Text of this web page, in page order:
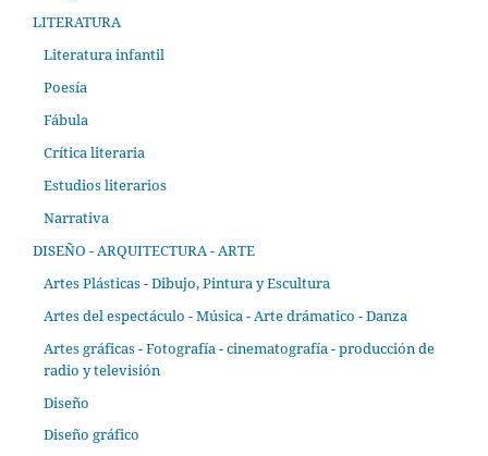
LITERATURA
Literatura infantil
Poesía
Fábula
Crítica literaria
Estudios literarios
Narrativa
DISEÑO - ARQUITECTURA - ARTE
Artes Plásticas - Dibujo, Pintura y Escultura
Artes del espectáculo - Música - Arte drámatico - Danza
Artes gráficas - Fotografía - cinematografía - producción de
radio y televisión
Diseño
Diseño gráfico